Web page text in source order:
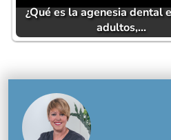
¿Qué es la agenesia dental
adultos,…